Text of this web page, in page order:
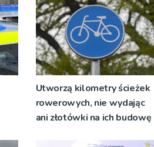
Utworzą kilometry ścieżek
rowerowych, nie wydając
ani złotówki na ich budowę